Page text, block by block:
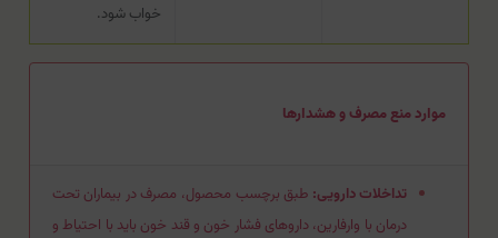
خواب شود.
موارد منع مصرف و هشدارها
تداخلات دارویی: طبق برچسب محصول، مصرف در بیماران تحت
درمان با وارفارین، داروهای فشار خون و قند خون باید با احتیاط و